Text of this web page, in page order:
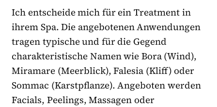
Ich entscheide mich für ein Treatment in
ihrem Spa. Die angebotenen Anwendungen
tragen typische und für die Gegend
charakteristische Namen wie Bora (Wind),
Miramare (Meerblick), Falesia (Kliff) oder
Sommac (Karstpflanze). Angeboten werden
Facials, Peelings, Massagen oder